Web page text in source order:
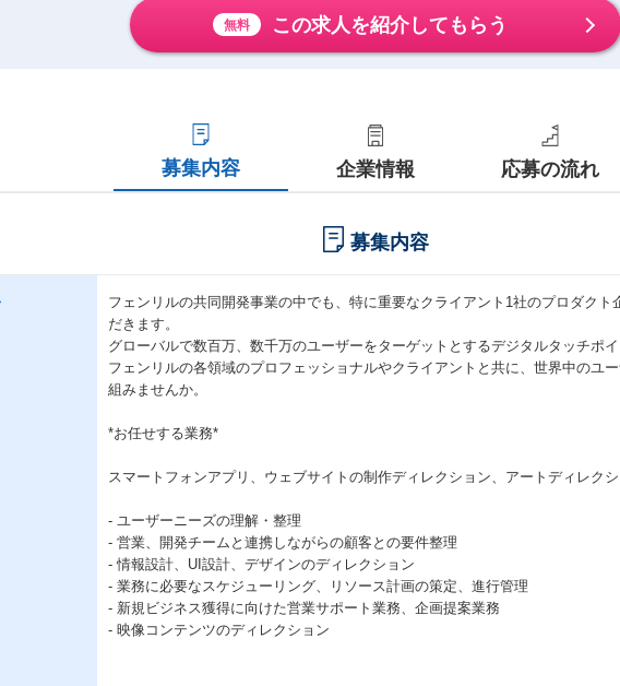
無料 この求人を紹介してもらう
募集内容 企業情報 応募の流れ
募集内容
フェンリルの共同開発事業の中でも、特に重要なクライアント1社のプロダク
だきます。
グローバルで数百万、数千万のユーザーをターゲットとするデジタルタッチポ
フェンリルの各領域のプロフェッショナルやクライアントと共に、世界中のユ
組みませんか。
*お任せする業務*
スマートフォンアプリ、ウェブサイトの制作ディレクション、アートディレク
- ユーザーニーズの理解・整理
- 営業、開発チームと連携しながらの顧客との要件整理
- 情報設計、UI設計、デザインのディレクション
- 業務に必要なスケジューリング、リソース計画の策定、進行管理
- 新規ビジネス獲得に向けた営業サポート業務、企画提案業務
- 映像コンテンツのディレクション